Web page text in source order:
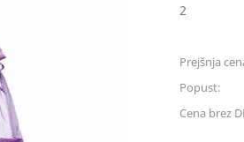
2
Prejšnja
Popust:
Cena brez